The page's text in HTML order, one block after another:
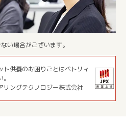
い場合がございます。
ト供養のお困りごとはペトリィ
リングテクノロジー株式会社